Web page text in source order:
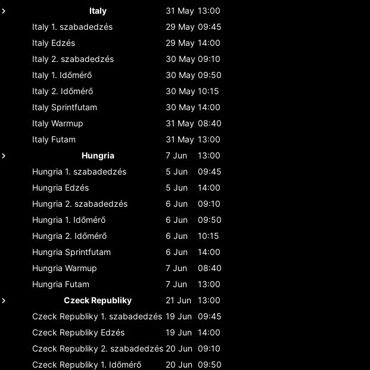
Italy
31 May 13:00
Italy 1. szabadedzés 29 May 09:45
Italy Edzés 29 May 14:00
Italy 2. szabadedzés 30 May 09:10
Italy 1. Időmérő 30 May 09:50
Italy 2. Időmérő 30 May 10:15
Italy Sprintfutam 30 May 14:00
Italy Warmup 31 May 08:40
Italy Futam 31 May 13:00
Hungria
7 Jun
13:00
Hungria 1. szabadedzés 5 Jun
09:45
Hungria Edzés 5 Jun
14:00
Hungria 2. szabadedzés 6 Jun
09:10
Hungria 1. Időmérő 6 Jun
09:50
Hungria 2. Időmérő 6 Jun
10:15
Hungria Sprintfutam 6 Jun
14:00
Hungria Warmup 7 Jun
08:40
Hungria Futam 7 Jun
13:00
Czeck Republiky
21 Jun
13:00
Czeck Republiky 1. szabadedzés 19 Jun 09:45
Czeck Republiky Edzés 19 Jun 14:00
Czeck Republiky 2. szabadedzés 20 Jun 09:10
Czeck Republiky 1. Időmérő 20 Jun 09:50